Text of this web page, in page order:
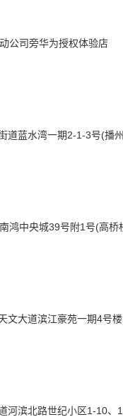
公司旁华为授权体验店
道蓝水湾一期2-1-3号(播
鸿中央城39号附1号(高
文大道滨江豪苑一期4号
河滨北路世纪小区1-10、